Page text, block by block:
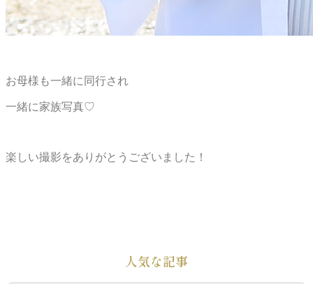
お母様も一緒に同行され
一緒に家族写真♡
楽しい撮影をありがとうございました！
人気な記事